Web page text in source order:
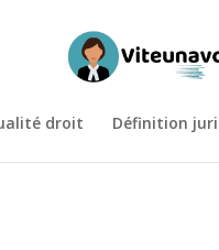
droit Définition